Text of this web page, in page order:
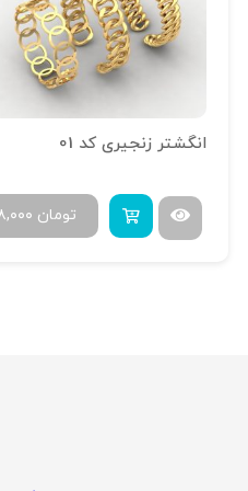
انگشتر زنجیری کد 01
تومان